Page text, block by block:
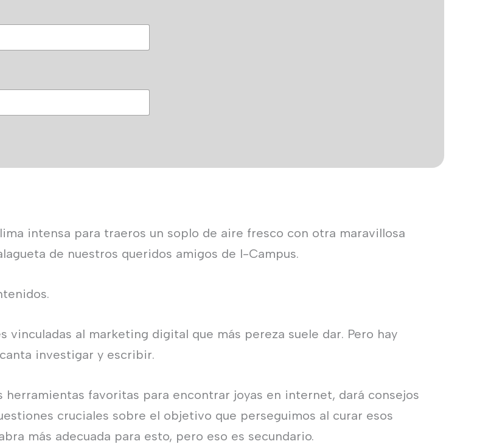
intensa para traeros un soplo de aire fresco con otra maravillosa
de nuestros queridos amigos de I-Campus.
vinculadas al marketing digital que más pereza suele dar. Pero hay
investigar y escribir.
herramientas favoritas para encontrar joyas en internet, dará consejos
cruciales sobre el objetivo que perseguimos al curar esos
más adecuada para esto, pero eso es secundario.